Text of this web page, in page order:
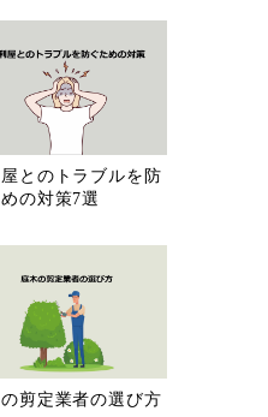
とのトラブルを防
めの対策7選
剪定業者の選び方